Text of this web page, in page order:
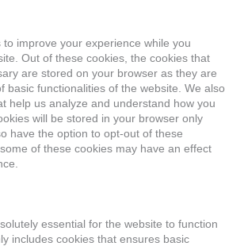
improve your experience while you
Out of these cookies, the cookies that
are stored on your browser as they are
basic functionalities of the website. We also
help us analyze and understand how you
will be stored in your browser only
have the option to opt-out of these
of these cookies may have an effect
essential for the website to function
includes cookies that ensures basic